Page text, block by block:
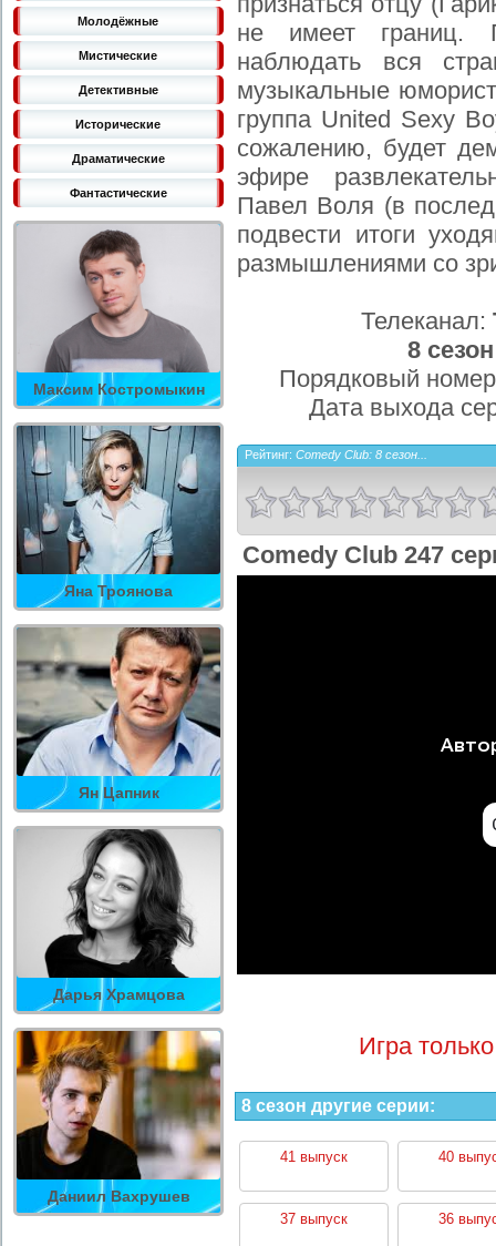
Молодёжные
Мистические
Детективные
Исторические
Драматические
Фантастические
Максим Костромыкин
Яна Троянова
Ян Цапник
Дарья Храмцова
Даниил Вахрушев
не имеет границ.
наблюдать вся
музыкальные
группа United Sexy
сожалению, будет
эфире
Павел Воля (в
подвести итоги
размышлениями со
Телеканал:
8 сезон
Порядковый
Дата выхода
Рейтинг: Comedy Club: 8 сезон...
Comedy Club 247
Игра
8 сезон другие серии:
41 выпуск 40
37 выпуск 36